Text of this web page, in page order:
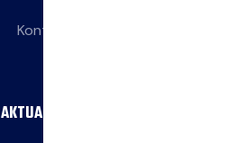
Kontakt
AKTUALNOŚCI